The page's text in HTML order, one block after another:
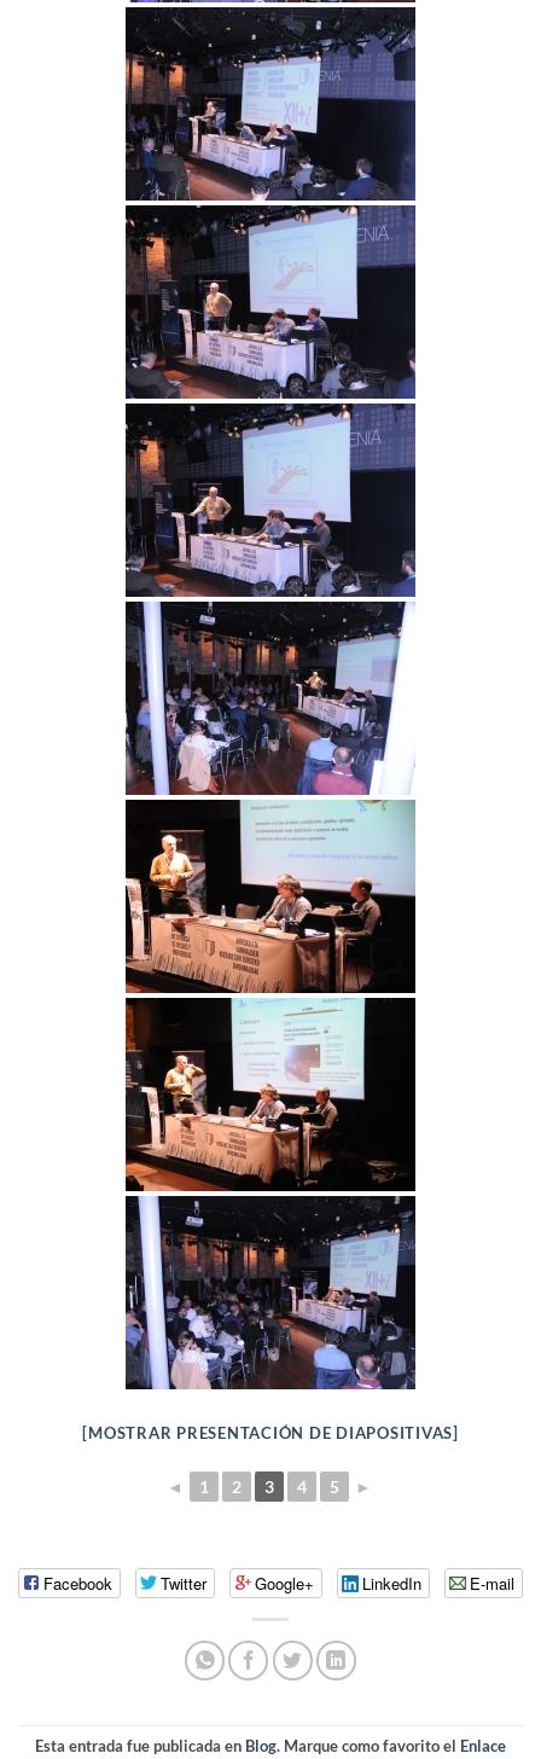
[MOSTRAR PRESENTACIÓN DE DIAPOSITIVAS]
◄ 1 2 3 4 5 ►
Facebook Twitter Google+ LinkedIn E-mail
Esta entrada fue publicada en Blog. Marque como favorito el Enlace